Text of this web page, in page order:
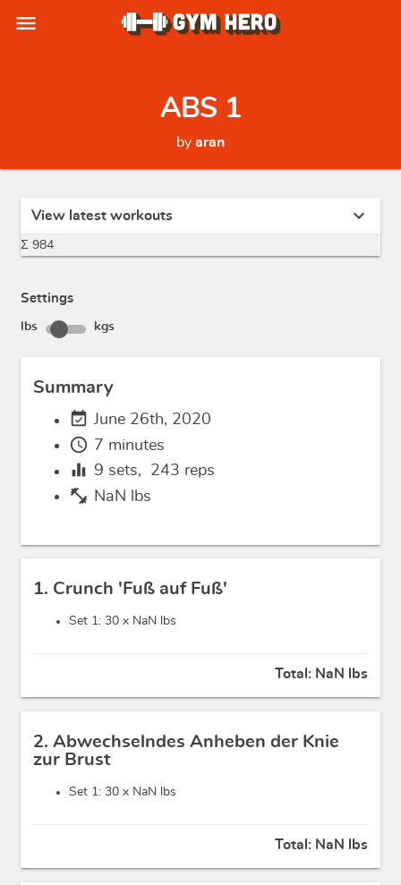
menu
ABS 1
by aran
View latest workouts expand_more
Σ 984
Settings
lbs kgs
Summary
event_available June 26th, 2020
schedule 7 minutes
equalizer 9 sets, 243 reps
fitness_center NaN lbs
1. Crunch 'Fuß auf Fuß'
Set 1: 30 x NaN lbs
Total: NaN lbs
2. Abwechselndes Anheben der Knie
zur Brust
Set 1: 30 x NaN lbs
Total: NaN lbs